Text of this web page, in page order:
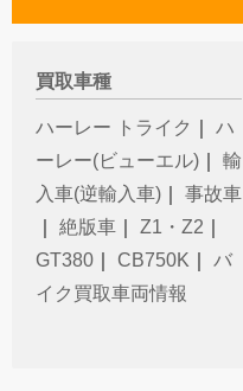
買取車種
ハーレー トライク
ハ
ーレー(ビューエル)
輸
入車(逆輸入車)
事故車
絶版車 Z1・Z2
GT380
CB750K
バ
イク買取車両情報